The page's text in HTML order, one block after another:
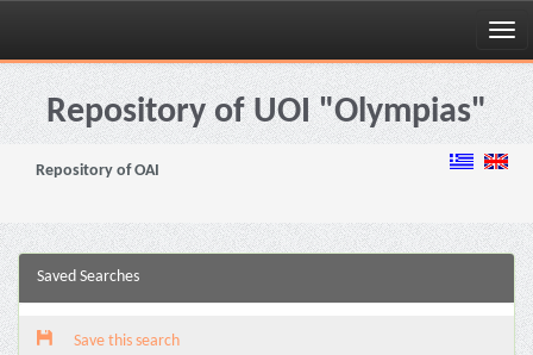
Skip
navigationRepository of UOI "Olympias"
Repository of OAI
Saved Searches
Save this search